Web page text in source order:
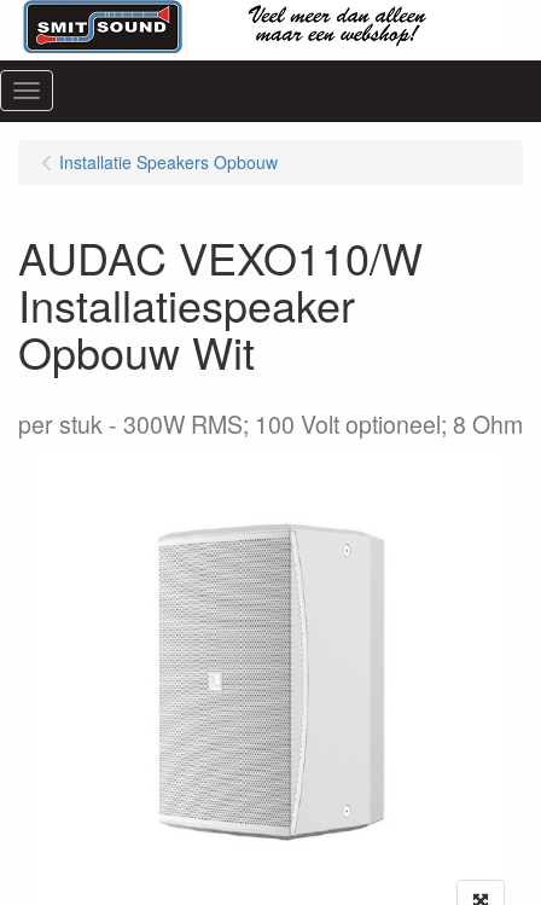
Menu
Installatie Speakers Opbouw
AUDAC VEXO110/W
Installatiespeaker
Opbouw Wit
per stuk 300W RMS; 100 Volt optioneel; 8 Ohm